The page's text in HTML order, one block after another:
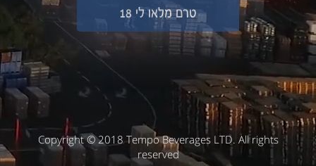
טרם מלאו לי 18
Copyright © 2018 Tempo Beverages LTD. All rights
reserved